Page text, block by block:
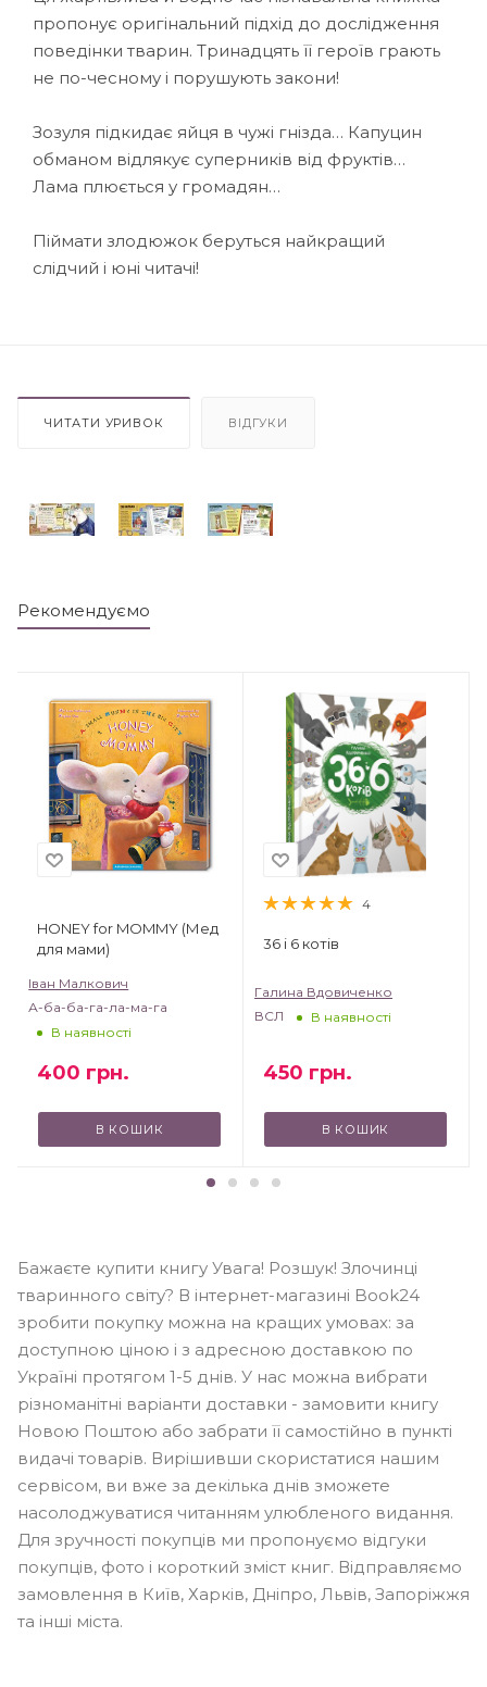
пропонує оригінальний підхід до дослідження
поведінки тварин. Тринадцять її героїв грають
не по-чесному і порушують закони!
Зозуля підкидає яйця в чужі гнізда… Капуцин
обманом відлякує суперників від фруктів…
Лама плюється у громадян…
Піймати злодюжок беруться найкращий
слідчий і юні читачі!
ЧИТАТИ УРИВОК ВІДГУКИ
Рекомендуємо
HONEY for MOMMY (Мед
для мами)
Іван Малкович
А-ба-ба-га-ла-ма-га
В наявності
400 грн.
В КОШИК
4
36 і 6 котів
Галина Вдовиченко
ВСЛ
В наявності
450 грн.
В КОШИК
Бажаєте купити книгу Увага! Розшук! Злочинці
тваринного світу? В інтернет-магазині Book24
зробити покупку можна на кращих умовах: за
доступною ціною і з адресною доставкою по
Україні протягом 1-5 днів. У нас можна вибрати
різноманітні варіанти доставки - замовити книгу
Новою Поштою або забрати її самостійно в пункті
видачі товарів. Вирішивши скористатися нашим
сервісом, ви вже за декілька днів зможете
насолоджуватися читанням улюбленого видання.
Для зручності покупців ми пропонуємо відгуки
покупців, фото і короткий зміст книг. Відправляємо
замовлення в Київ, Харків, Дніпро, Львів, Запоріжжя
та інші міста.